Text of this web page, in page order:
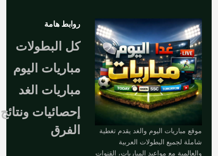
موقع مباريات اليوم والغد يقدم تغطية
شاملة لجميع البطولات العربية
والعالمية مع مواعيد المباريات، القنوات
روابط هامة
كل البطولات
مباريات اليوم
مباريات الغد
إحصائيات ونتائج
الفرق